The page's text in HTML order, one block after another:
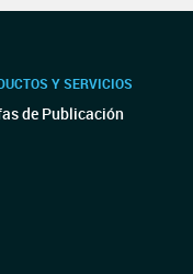
Y SERVICIOS
de Publicación